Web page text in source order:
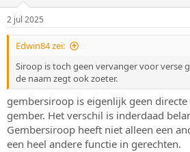
2 jul 2025
Edwin84 zei:
Siroop is toch geen vervanger voor verse
de naam zegt ook zoeter.
gembersiroop is eigenlijk geen
gember. Het verschil is inderdaad
Gembersiroop heeft niet alleen een
een heel andere functie in gerechten.